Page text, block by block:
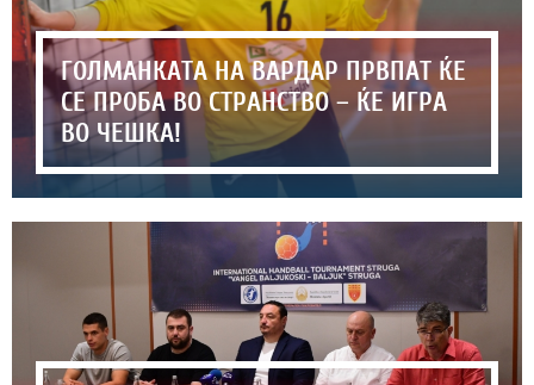
ГОЛМАНКАТА НА ВАРДАР ПРВПАТ ЌЕ
СЕ ПРОБА ВО СТРАНСТВО – ЌЕ ИГРА
ВО ЧЕШКА!